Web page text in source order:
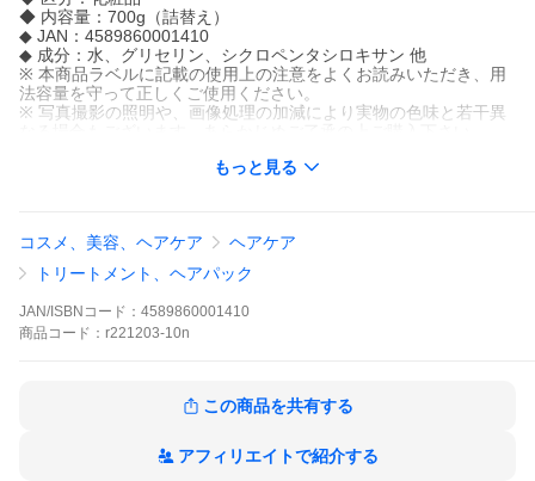
◆ 内容量：700g（詰替え）
◆ JAN：4589860001410
◆ 成分：水、グリセリン、シクロペンタシロキサン 他
※ 本商品ラベルに記載の使用上の注意をよくお読みいただき、用
法容量を守って正しくご使用ください。
※ 写真撮影の照明や、画像処理の加減により実物の色味と若干異
もっと見る
コスメ、美容、ヘアケア
ヘアケア
トリートメント、ヘアパック
JAN/ISBNコード： 4589860001410
商品 コード： r221203-10n
この商品を共有する
アフィリエイトで紹介する